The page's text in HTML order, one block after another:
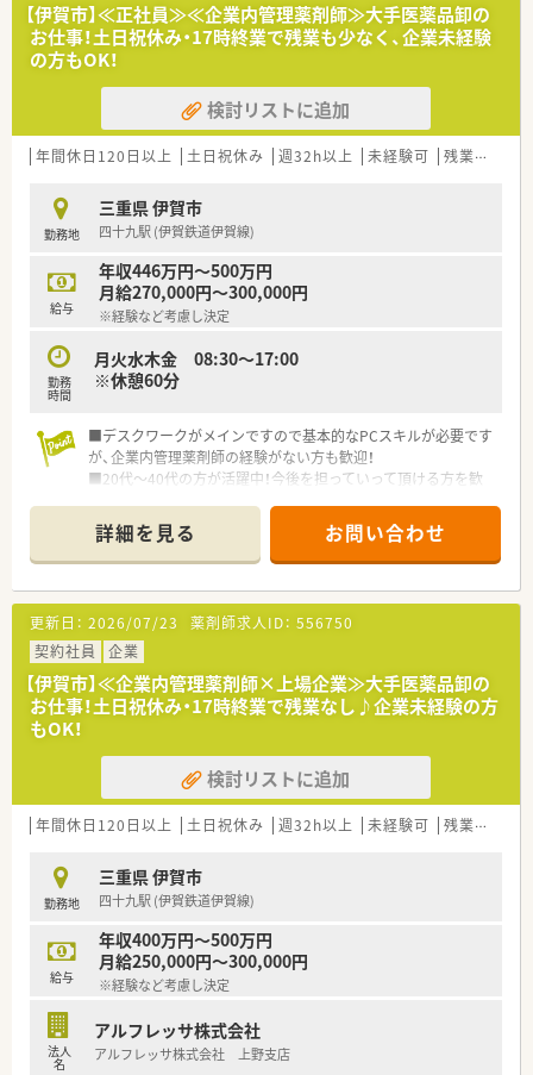
【伊賀市】≪正社員≫≪企業内管理薬剤師≫大手医薬品卸の
お仕事！土日祝休み・17時終業で残業も少なく、企業未経験
の方もOK！
検討リストに追加
年間休日120日以上 土日祝休み 週32h以上 未経験可 残業なし(ほぼなし含む)
勤務地
三重県 伊賀市
四十九駅 (伊賀鉄道伊賀線)
給与
年収446万円～500万円
月給270,000円～300,000円
※経験など考慮し決定
勤務
時間
月火水木金 08:30～17:00
※休憩60分
■デスクワークがメインですので基本的なPCスキルが必要です
が、企業内管理薬剤師の経験がない方も歓迎！
■20代～40代の方が活躍中！今後を担っていって頂ける方を歓
＼こんなお仕事です／
薬剤師職として事務的・学術的な立場から支店全体をサポート頂
くポジションになります。
・薬事関連業務(保健所への届出業務、お得意先の許可状況)
・品質管理業務(医薬品の温度管理、期限管理、衛生管理)
・DI業務(医療機関や薬局からの問い合わせ対応)
・教育業務(社内従業員への研修をサポート役として指導)
＼こんな会社です／
場で必要なあらゆるものを取り扱うプライム市場上場企業で
■医薬品卸業以外にも病医院や薬局の運営を情報面で支えるシ
ステム、サービスの提供など様々な側面から日本の医療を支えて
■定期的な研修や、エリア内でのつながりも活発！薬剤師フォロ
ーのための専門部署もございますので安心して働けます。
※50才以上は嘱託社員としての採用となります。
詳細を見る お問い合わせ
更新日： 2026/07/23 薬剤師求人ID： 556750
契約社員
企業
【伊賀市】≪企業内管理薬剤師×上場企業≫大手医薬品卸の
お仕事！土日祝休み・17時終業で残業なし♪企業未経験の方
もOK！
検討リストに追加
年間休日120日以上 土日祝休み 週32h以上 未経験可 残業なし(ほぼなし含む)
勤務地
三重県 伊賀市
四十九駅 (伊賀鉄道伊賀線)
給与
年収400万円～500万円
月給250,000円～300,000円
※経験など考慮し決定
法人
名
アルフレッサ株式会社
アルフレッサ株式会社 上野支店